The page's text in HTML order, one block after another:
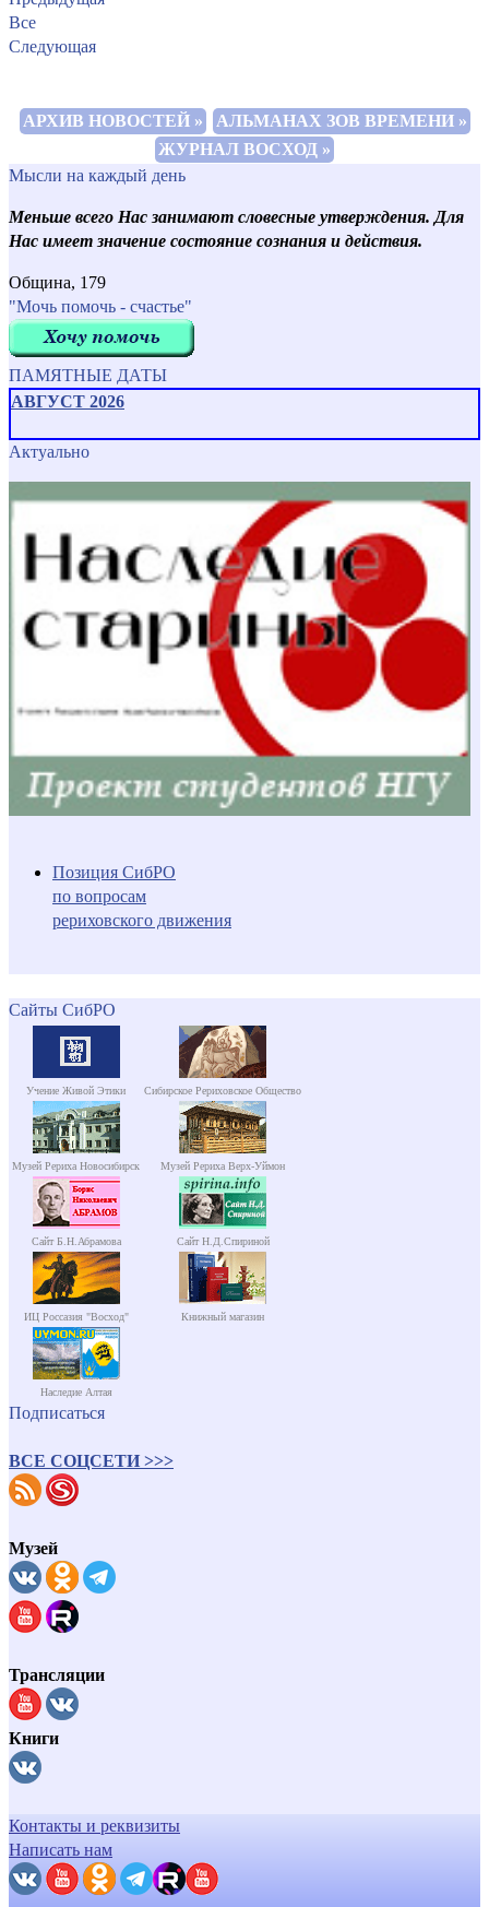
Все
Следующая
АРХИВ НОВОСТЕЙ »
АЛЬМАНАХ ЗОВ ВРЕМЕНИ »
ЖУРНАЛ ВОСХОД »
Мысли на каждый день
Меньше всего Нас занимают словесные утверждения. Для
Нас имеет значение состояние сознания и действия.
Община, 179
"Мочь помочь - счастье"
ПАМЯТНЫЕ ДАТЫ
АВГУСТ 2026
Актуально
Позиция СибРО
по вопросам
рериховского движения
Сайты СибРО
Учение Живой Этики Сибирское Рериховское Общество
Музей Рериха Новосибирск Музей Рериха Верх-Уймон
Сайт Б.Н.Абрамова Сайт Н.Д.Спириной
ИЦ Россазия "Восход" Книжный магазин
Наследие Алтая
Подписаться
ВСЕ СОЦСЕТИ >>>
Музей
Трансляции
Книги
Контакты и реквизиты
Написать нам